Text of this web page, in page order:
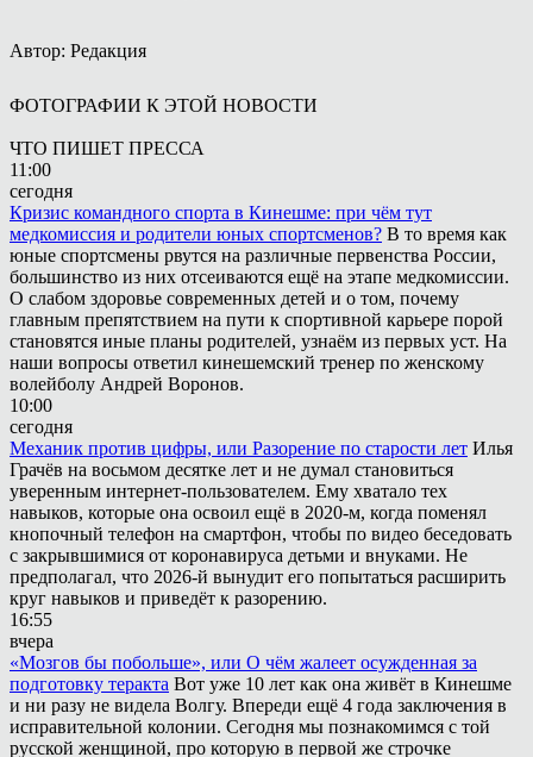
Автор: Редакция
ФОТОГРАФИИ К ЭТОЙ НОВОСТИ
ЧТО ПИШЕТ ПРЕССА
11:00
сегодня
Кризис командного спорта в Кинешме: при чём тут
медкомиссия и родители юных спортсменов? В то время как
юные спортсмены рвутся на различные первенства России,
большинство из них отсеиваются ещё на этапе медкомиссии.
О слабом здоровье современных детей и о том, почему
главным препятствием на пути к спортивной карьере порой
становятся иные планы родителей, узнаём из первых уст. На
наши вопросы ответил кинешемский тренер по женскому
волейболу Андрей Воронов.
10:00
сегодня
Механик против цифры, или Разорение по старости лет Илья
Грачёв на восьмом десятке лет и не думал становиться
уверенным интернет-пользователем. Ему хватало тех
навыков, которые она освоил ещё в 2020-м, когда поменял
кнопочный телефон на смартфон, чтобы по видео беседовать
с закрывшимися от коронавируса детьми и внуками. Не
предполагал, что 2026-й вынудит его попытаться расширить
круг навыков и приведёт к разорению.
16:55
вчера
«Мозгов бы побольше», или О чём жалеет осужденная за
подготовку теракта Вот уже 10 лет как она живёт в Кинешме
и ни разу не видела Волгу. Впереди ещё 4 года заключения в
исправительной колонии. Сегодня мы познакомимся с той
русской женщиной, про которую в первой же строчке